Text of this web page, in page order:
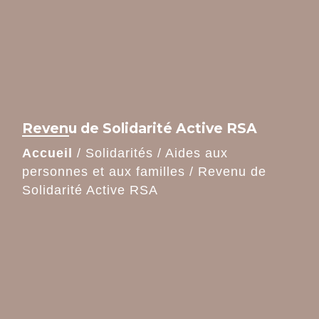
Revenu de Solidarité Active RSA
Accueil / Solidarités / Aides aux
personnes et aux familles / Revenu de
Solidarité Active RSA